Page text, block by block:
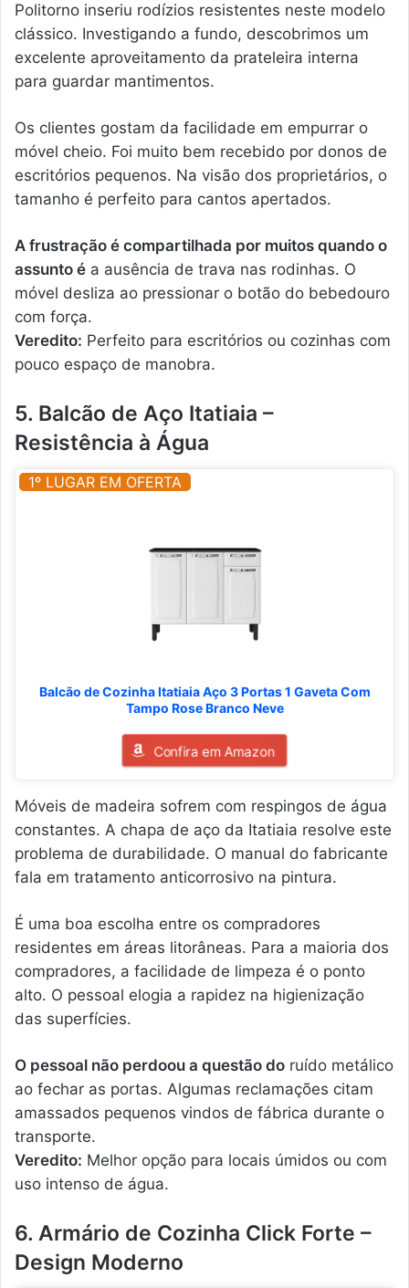
Politorno inseriu rodízios resistentes neste modelo
clássico. Investigando a fundo, descobrimos um
excelente aproveitamento da prateleira interna
para guardar mantimentos.
Os clientes gostam da facilidade em empurrar o
móvel cheio. Foi muito bem recebido por donos de
escritórios pequenos. Na visão dos proprietários, o
tamanho é perfeito para cantos apertados.
A frustração é compartilhada por muitos quando o
assunto é a ausência de trava nas rodinhas. O
móvel desliza ao pressionar o botão do bebedouro
com força.
Veredito: Perfeito para escritórios ou cozinhas com
pouco espaço de manobra.
5. Balcão de Aço Itatiaia –
Resistência à Água
1º LUGAR EM OFERTA
Balcão de Cozinha Itatiaia Aço 3 Portas 1 Gaveta Com
Tampo Rose Branco Neve
Confira em Amazon
Móveis de madeira sofrem com respingos de água
constantes. A chapa de aço da Itatiaia resolve este
problema de durabilidade. O manual do fabricante
fala em tratamento anticorrosivo na pintura.
É uma boa escolha entre os compradores
residentes em áreas litorâneas. Para a maioria dos
compradores, a facilidade de limpeza é o ponto
alto. O pessoal elogia a rapidez na higienização
das superfícies.
O pessoal não perdoou a questão do ruído metálico
ao fechar as portas. Algumas reclamações citam
amassados pequenos vindos de fábrica durante o
transporte.
Veredito: Melhor opção para locais úmidos ou com
uso intenso de água.
6. Armário de Cozinha Click Forte –
Design Moderno